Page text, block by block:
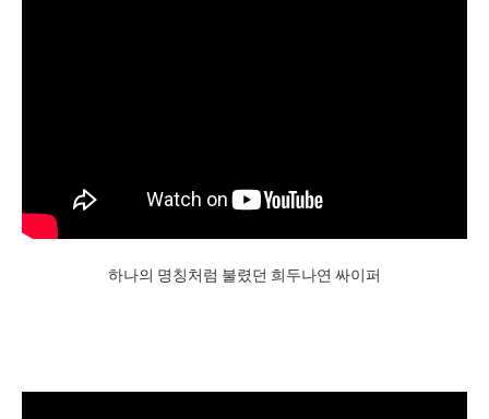
하나의 명칭처럼 불렸던 희두나연 싸이퍼